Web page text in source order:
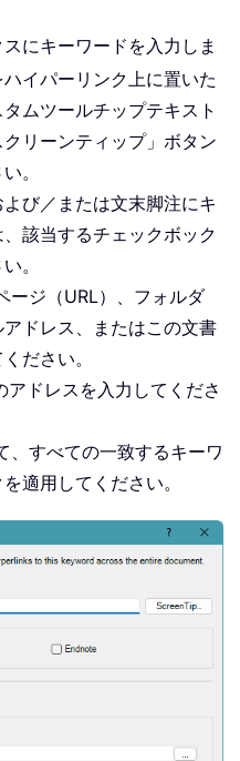
スにキーワードを入力しま
イパーリンク上に置いた
ムツールチップテキスト
リーンティップ」ボタン
。
び／または文末脚注にキ
該当するチェックボック
。
ージ（URL）、フォルダ
ドレス、またはこの文書
ださい。
アドレスを入力してくださ
、すべての一致するキーワ
適用してください。